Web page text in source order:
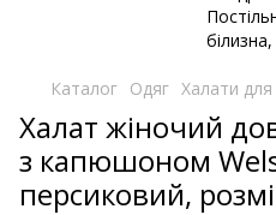
Каталог Одяг Халати для
Халат жіночий
з капюшоном
персиковий,